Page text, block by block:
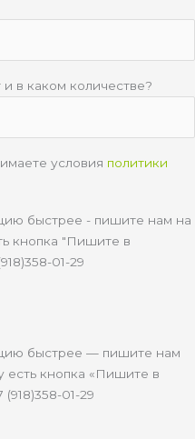
в каком количестве?
условия политики
быстрее - пишите нам на
кнопка "Пишите в
01-29
быстрее — пишите нам
кнопка «Пишите в
01-29